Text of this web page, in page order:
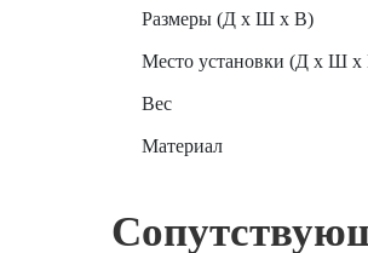
Размеры (Д х Ш х В)
Место установки (Д х Ш х
Вес
Материал